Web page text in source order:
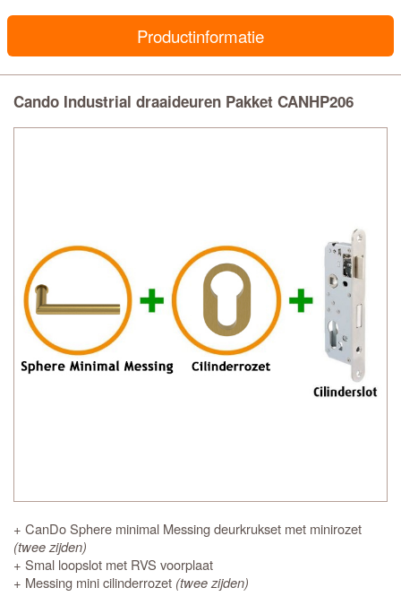
Productinformatie
Cando Industrial draaideuren Pakket CANHP206
+ CanDo Sphere minimal Messing deurkrukset met minirozet
(twee zijden)
+ Smal loopslot met RVS voorplaat
+ Messing mini cilinderrozet (twee zijden)